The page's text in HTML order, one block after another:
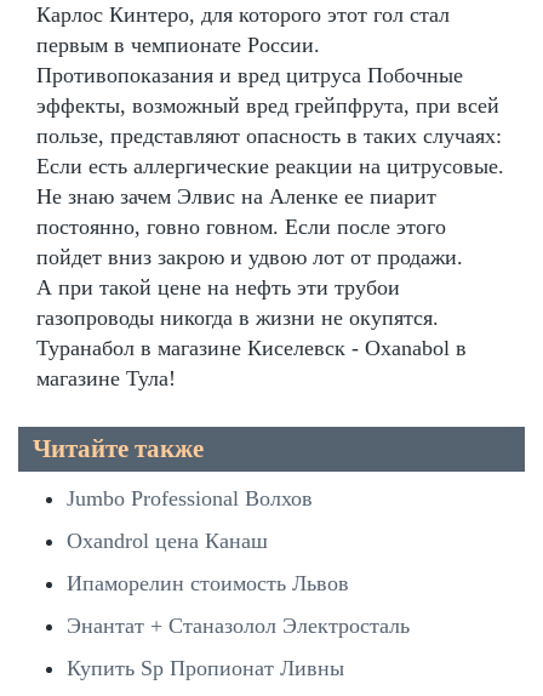
Карлос Кинтеро, для которого этот гол стал
первым в чемпионате России.
Противопоказания и вред цитруса Побочные
эффекты, возможный вред грейпфрута, при всей
пользе, представляют опасность в таких случаях:
Если есть аллергические реакции на цитрусовые.
Не знаю зачем Элвис на Аленке ее пиарит
постоянно, говно говном. Если после этого
пойдет вниз закрою и удвою лот от продажи.
А при такой цене на нефть эти трубои
газопроводы никогда в жизни не окупятся.
Туранабол в магазине Киселевск - Oxanabol в
магазине Тула!
Читайте также
Jumbo Professional Волхов
Oxandrol цена Канаш
Ипаморелин стоимость Львов
Энантат + Станазолол Электросталь
Купить Sp Пропионат Ливны